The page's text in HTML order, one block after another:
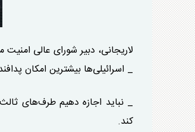
لاریجانی، دبیر شورای عالی امنیت
_ اسرائیلی‌ها بیشترین امکان
_ نباید اجازه دهیم طرف‌های
کند.